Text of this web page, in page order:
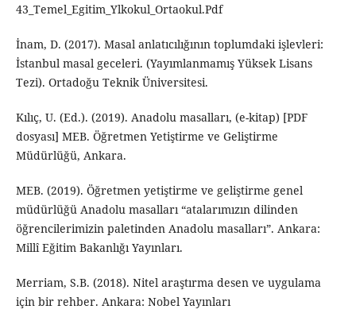
43_Temel_Egitim_Ylkokul_Ortaokul.Pdf
İnam, D. (2017). Masal anlatıcılığının toplumdaki işlevleri:
İstanbul masal geceleri. (Yayımlanmamış Yüksek Lisans
Tezi). Ortadoğu Teknik Üniversitesi.
Kılıç, U. (Ed.). (2019). Anadolu masalları, (e-kitap) [PDF
dosyası] MEB. Öğretmen Yetiştirme ve Geliştirme
Müdürlüğü, Ankara.
MEB. (2019). Öğretmen yetiştirme ve geliştirme genel
müdürlüğü Anadolu masalları “atalarımızın dilinden
öğrencilerimizin paletinden Anadolu masalları”. Ankara:
Millî Eğitim Bakanlığı Yayınları.
Merriam, S.B. (2018). Nitel araştırma desen ve uygulama
için bir rehber. Ankara: Nobel Yayınları